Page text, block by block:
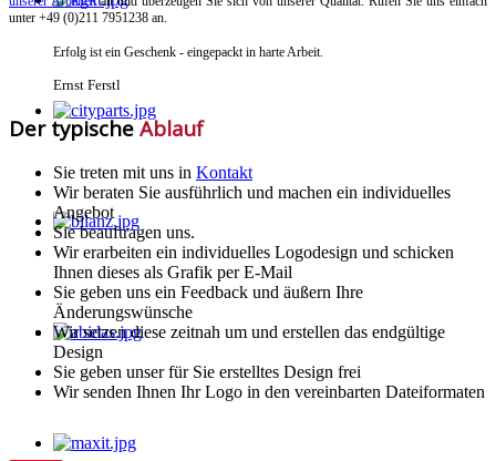
unter +49 (0)211 7951238 an.
Erfolg ist ein Geschenk - eingepackt in harte Arbeit.
Ernst Ferstl
Der typischeAblauf
Sie treten mit uns in Kontakt
Wir beraten Sie ausführlich und machen ein individuelles
Angebot
Sie beauftragen uns.
Wir erarbeiten ein individuelles Logodesign und schicken
Ihnen dieses als Grafik per E-Mail
Sie geben uns ein Feedback und äußern Ihre
Änderungswünsche
Wir setzen diese zeitnah um und erstellen das endgültige
Design
Sie geben unser für Sie erstelltes Design frei
Wir senden Ihnen Ihr Logo in den vereinbarten Dateiformaten